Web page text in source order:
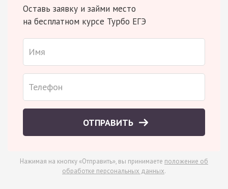
Оставь заявку и займи место
на бесплатном курсе Турбо ЕГЭ
ОТПРАВИТЬ
Нажимая на кнопку «Отправить», вы принимаете положение об
обработке персональных данных.